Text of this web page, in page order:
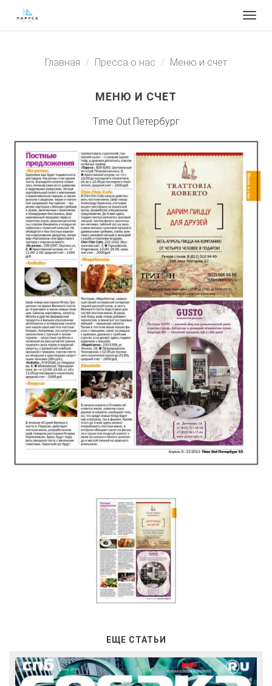
Главная Пресса о нас Меню и счет
МЕНЮ И СЧЕТ
Time Out Петербург
ЕЩЕ СТАТЬИ